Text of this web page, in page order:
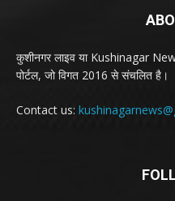
कुशीनगर लाइव या Kushinagar
पोर्टल, जो विगत 2016 से संचलित है।
Contact us: